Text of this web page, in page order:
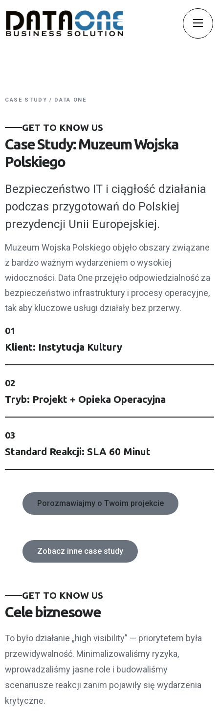
CASE STUDY / DATA ONE
GET TO KNOW US
Case Study: Muzeum Wojska
Polskiego
Bezpieczeństwo IT i ciągłość działania
podczas przygotowań do Polskiej
prezydencji Unii Europejskiej.
Muzeum Wojska Polskiego objęło obszary związane
z bardzo ważnym wydarzeniem o wysokiej
widoczności. Data One przejęło odpowiedzialność za
bezpieczeństwo infrastruktury i procesy operacyjne,
tak aby kluczowe usługi działały bez przerwy.
01
Klient: Instytucja Kultury
02
Tryb: Projekt + Opieka Operacyjna
03
Standard Reakcji: SLA 60 Minut
Porozmawiajmy o Twoim projekcie
Zobacz inne case study
GET TO KNOW US
Cele biznesowe
To było działanie „high visibility” — priorytetem była
przewidywalność. Minimalizowaliśmy ryzyka,
wprowadzaliśmy jasne role i budowaliśmy
scenariusze reakcji zanim pojawiły się wydarzenia
krytyczne.